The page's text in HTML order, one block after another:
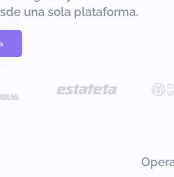
una sola plataforma.